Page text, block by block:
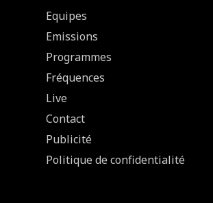
Equipes
Emissions
Programmes
Fréquences
Live
Contact
Publicité
Politique de confidentialité